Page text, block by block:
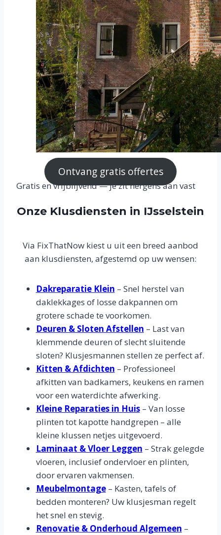
Ontvang gratis offertes
Gratis en vrijblijvend — je zit nergens aan vast
Onze Klusdiensten in IJsselstein
Via FixThatNow kiest u uit een breed aanbod
aan klusdiensten, afgestemd op uw wensen:
Dakreparatie Klein – Snel herstel van
daklekkages of losse dakpannen om
grotere schade te voorkomen.
Deuren & Sloten Afstellen – Last van
klemmende deuren of slecht sluitende
sloten? Klusjesmannen stellen ze perfect af.
Kitten & Afdichten – Professioneel
afkitten van badkamers, keukens en ramen
voor een waterdichte afwerking.
Kleine Reparaties in Huis– Van losse
plinten tot kapotte handgrepen – alle
kleine klussen netjes uitgevoerd.
Laminaat & Vloer Leggen – Strak gelegde
vloeren, inclusief ondervloer en plinten,
door ervaren vakmensen.
Meubelmontage– Kasten, tafels of
bedden monteren? Uw klusjesman regelt
het snel en stevig.
Renovatie & Onderhoud Algemeen –